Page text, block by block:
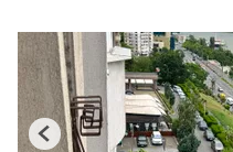
Previous